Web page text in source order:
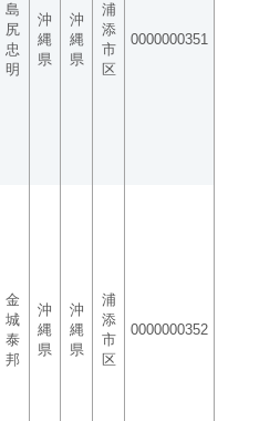
島
尻
忠
明
沖
縄
県
沖
縄
県
浦
添
市
区
0000000351
金
城
泰
邦
沖
縄
県
沖
縄
県
浦
添
市
区
0000000352